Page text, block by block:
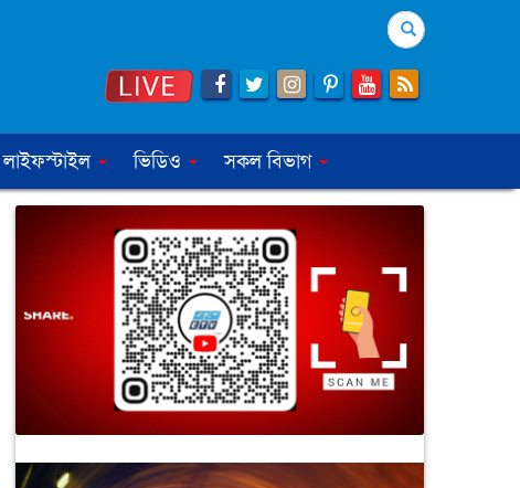
Search
লাইফস্টাইল ভিডিও সকল বিভাগ